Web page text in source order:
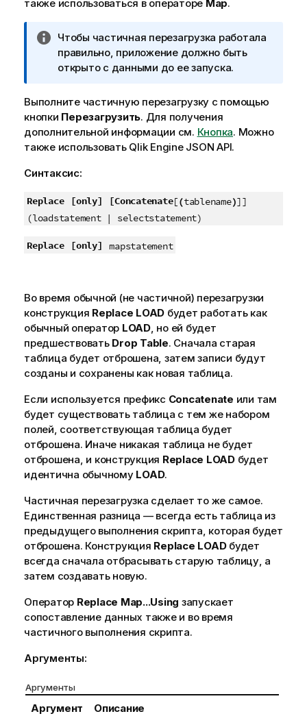
также использоваться в операторе Map.
П
р
и
е
ч
а
н
е
и
н
о
а
ц
и
и
Чтобы частичная перезагрузка работала
правильно, приложение должно быть
открыто с данными до ее запуска.
Выполните частичную перезагрузку с помощью
кнопки Перезагрузить. Для получения
дополнительной информации см. Кнопка. Можно
также использовать Qlik Engine JSON API.
Синтаксис:
Replace [only] [Concatenate[(tablename)]]
(loadstatement | selectstatement)
Replace [only] mapstatement
Во время обычной (не частичной) перезагрузки
конструкция Replace LOAD будет работать как
обычный оператор LOAD, но ей будет
предшествовать Drop Table. Сначала старая
таблица будет отброшена, затем записи будут
созданы и сохранены как новая таблица.
Если используется префикс Concatenate или там
будет существовать таблица с тем же набором
полей, соответствующая таблица будет
отброшена. Иначе никакая таблица не будет
отброшена, и конструкция Replace LOADбудет
идентична обычному LOAD.
Частичная перезагрузка сделает то же самое.
Единственная разница — всегда есть таблица из
предыдущего выполнения скрипта, которая будет
отброшена. Конструкция Replace LOADбудет
всегда сначала отбрасывать старую таблицу, а
затем создавать новую.
Оператор Replace Map...Using запускает
сопоставление данных также и во время
частичного выполнения скрипта.
Аргументы:
Аргументы
Аргумент Описание